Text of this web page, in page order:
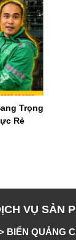
Trọng
Rẻ
VỤ SẢN
BIỂN QUẢNG